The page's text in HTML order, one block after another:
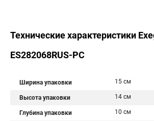
Технические характеристики
ES282068RUS-PC
Ширина упаковки 15 см
Высота упаковки 14 см
Глубина упаковки 10 см